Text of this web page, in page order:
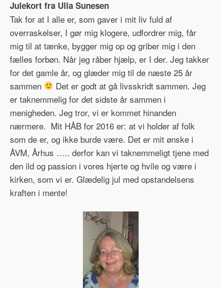
Julekort fra Ulla Sunesen
Tak for at I alle er, som gaver i mit liv fuld af
overraskelser, I gør mig klogere, udfordrer mig, får
mig til at tænke, bygger mig op og griber mig i den
fælles forbøn. Når jeg råber hjælp, er I der. Jeg takker
for det gamle år, og glæder mig til de næste 25 år
sammen
Det er godt at gå livsskridt sammen. Jeg
er taknemmelig for det sidste år sammen i
menigheden. Jeg tror, vi er kommet hinanden
nærmere. Mit HÅB for 2016 er: at vi holder af folk
som de er, og ikke burde være. Det er mit ønske i
ÅVM, Århus ….. derfor kan vi taknemmeligt tjene med
den ild og passion i vores hjerte og hvile og være i
kirken, som vi er. Glædelig jul med opstandelsens
kraften i mente!